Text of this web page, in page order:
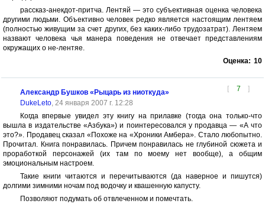
рассказ-анекдот-притча. Лентяй — это субъективная оценка человека
другими людьми. Объективно человек редко является настоящим лентяем
(полностью живущим за счет других, без каких-либо трудозатрат). Лентяем
назвают человека чья манера поведения не отвечает представлениям
окружащих о не-лентяе.
Оценка: 10
[ 7 ]
Александр Бушков «Рыцарь из ниоткуда»
DukeLeto, 24 января 2007 г. 12:28
Когда впервые увидел эту книгу на прилавке (тогда она только-что
вышла в издательстве «Азбука») и поинтересовался у продавца — «А что
это?». Продавец сказал «Похоже на «Хроники Амбера». Стало любопытно.
Прочитал. Книга понравилась. Причем понравилась не глубиной сюжета и
проработкой персонажей (их там по моему нет вообще), а общим
эмоциональным настроем.
Такие книги читаются и перечитываются (да наверное и пишутся)
долгими зимними ночам под водочку и квашенную капусту.
Позволяют подумать об отвлеченном и помечтать.